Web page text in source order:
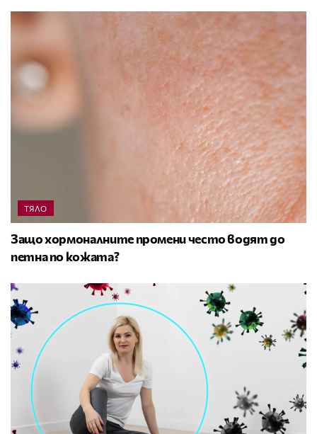
ТЯЛО
Защо хормоналните промени често водят до
петна по кожата?